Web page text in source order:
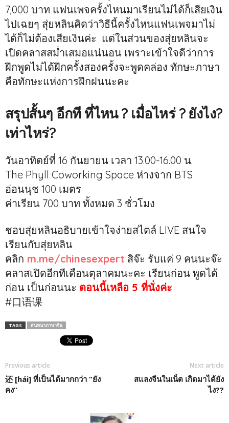
7,000 บาท แฟนเพจครั้งไหนมาเรียนไม่ได้ก็เสียเงิน
ไปเฉยๆ สุ่ยหลินคิดว่าวิธีนี้ครั้งไหนแฟนเพจมาไม่
ได้ก็ไม่ต้องเสียเงินค่ะ แต่ในส่วนของสุ่ยหลินจะ
เปิดคลาสสม่ำเสมอแน่นอน เพราะเข้าใจดีว่าการ
ฝึกพูดไม่ได้ฝึกครั้งสองครั้งจะพูดคล่อง ทักษะภาษา
คือทักษะแห่งการฝึกฝนนะคะ
สรุปสั้นๆ อีกที ที่ไหน ? เมื่อไหร่ ? ยังไง?
เท่าไหร่?
วันอาทิตย์ที่ 16 กันยายน เวลา 13.00-16.00 น.
The Phyll Coworking Space ห่างจาก BTS
อ่อนนุช 100 เมตร
ค่าเรียน 700 บาท ทั้งหมด 3 ชั่วโมง
ชอบสุ่ยหลินอธิบายเข้าใจง่ายสไตล์ LIVE สนใจ
เรียนกับสุ่ยหลิน
คลิก m.me/chinesexpert สิจ๊ะ รับแค่ 9 คนนะจ๊ะ
คลาสเปิดอีกทีเดือนตุลาคมนะคะ เรียนก่อน พูดได้
ก่อน เป็นก่อนนะ ตอนนี้เหลือ 5 ที่นั่งค่ะ
#口语课
TAGS สนทนาภาษาจีน
Previous article
还 [hái] ที่เป็นได้มากกว่า “ยัง
คง”
Next article
สแลงจีนในเน็ต เกิดมาได้ยัง
ไง??